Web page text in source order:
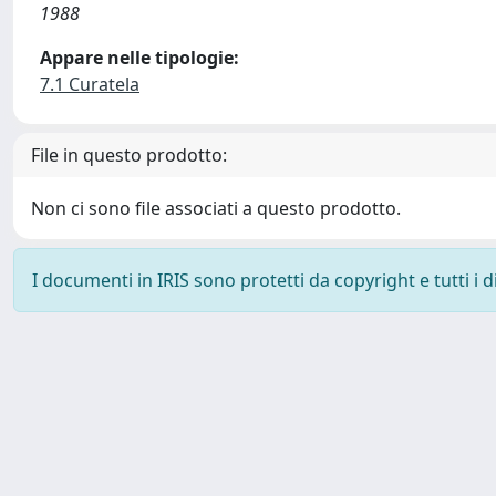
1988
Appare nelle tipologie:
7.1 Curatela
File in questo prodotto:
Non ci sono file associati a questo prodotto.
I documenti in IRIS sono protetti da copyright e tutti i